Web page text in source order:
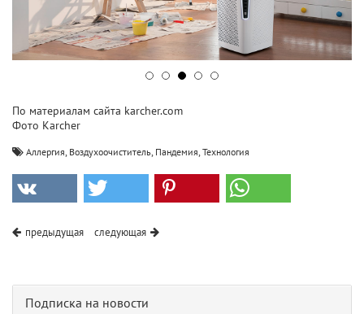
По материалам сайта karcher.com
Фото Karcher
Аллергия, Воздухоочиститель, Пандемия, Технология
предыдущая следующая
Подписка на новости